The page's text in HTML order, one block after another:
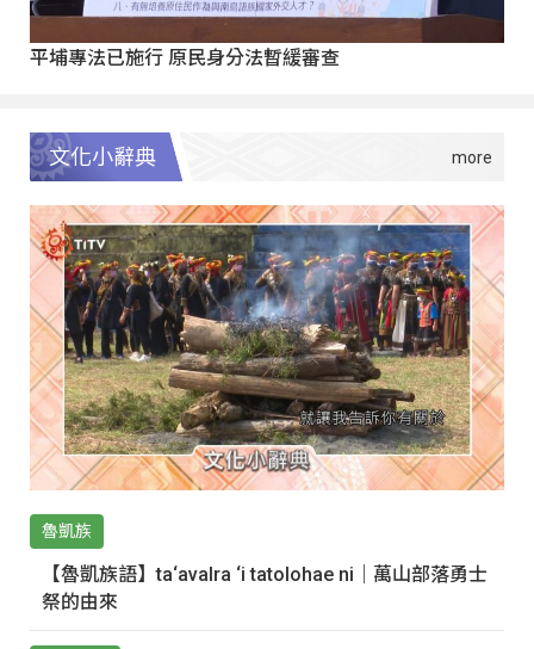
平埔專法已施行 原民身分法暫緩審查
文化小辭典
魯凱族
【魯凱族語】ta‘avalra ‘i tatolohae ni｜萬山部落勇士
祭的由來